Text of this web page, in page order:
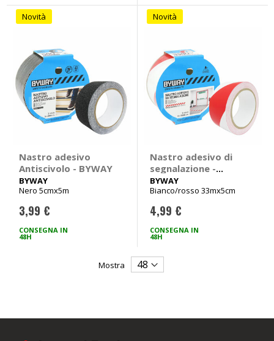
Novità
Nastro adesivo
Antiscivolo - BYWAY
BYWAY
Nero 5cmx5m
3,99 €
CONSEGNA IN
48H
Novità
Nastro adesivo di
segnalazione -
BYWAY
BYWAY
Bianco/rosso 33mx5cm
4,99 €
CONSEGNA IN
48H
Mostra